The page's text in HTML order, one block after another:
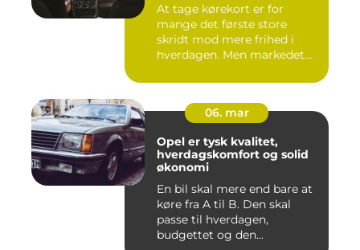
At tage kørekort er for
mange det første store
skridt mod mere frihed i
hverdagen. Men markedet
06. mar
Opel er tysk kvalitet,
hverdagskomfort og solid
økonomi
En bil skal mere end bare at
køre fra A til B. Den skal
passe til hverdagen,
budgettet og den...